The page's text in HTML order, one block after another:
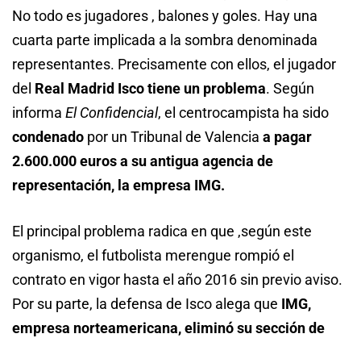
No todo es jugadores , balones y goles. Hay una
cuarta parte implicada a la sombra denominada
representantes. Precisamente con ellos, el jugador
del Real Madrid Isco tiene un problema. Según
informa El Confidencial, el centrocampista ha sido
condenado por un Tribunal de Valencia a pagar
2.600.000 euros a su antigua agencia de
representación, la empresa IMG.
El principal problema radica en que ,según este
organismo, el futbolista merengue rompió el
contrato en vigor hasta el año 2016 sin previo aviso.
Por su parte, la defensa de Isco alega que IMG,
empresa norteamericana, eliminó su sección de